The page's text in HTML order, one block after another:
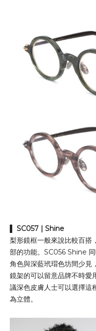
SC057 | Shine
梨形鏡框一般來說比較百搭
部的功能。SC056 Shine
角色與深藍玳瑁色坊間少見
鏡架的可以留意品牌不時愛
議深色皮膚人士可以選擇這
為立體。